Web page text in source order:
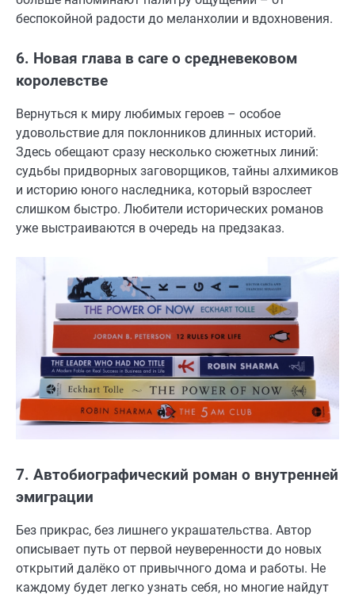
беспокойной радости до меланхолии и вдохновения.
6. Новая глава в саге о средневековом
королевстве
Вернуться к миру любимых героев – особое
удовольствие для поклонников длинных историй.
Здесь обещают сразу несколько сюжетных линий:
судьбы придворных заговорщиков, тайны алхимиков
и историю юного наследника, который взрослеет
слишком быстро. Любители исторических романов
уже выстраиваются в очередь на предзаказ.
7. Автобиографический роман о внутренней
эмиграции
Без прикрас, без лишнего украшательства. Автор
описывает путь от первой неуверенности до новых
открытий далёко от привычного дома и работы. Не
каждому будет легко узнать себя, но многие найдут